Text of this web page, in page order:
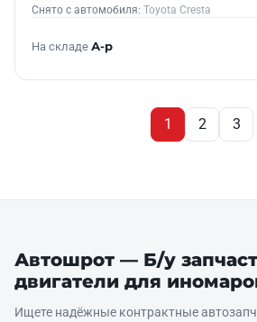
Снято с автомобиля: Toyota Cresta
На складе А-р
1 2 3
Автошрот — Б/у
двигатели для
Ищете надёжные контрактные